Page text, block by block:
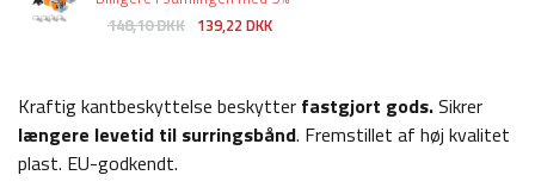
148,10 DKK 139,22 DKK
Kraftig kantbeskyttelse beskytter fastgjort gods.Sikrer
længere levetid til surringsbånd. Fremstillet af høj kvalitet
plast. EU-godkendt.